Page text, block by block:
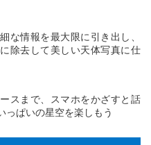
な情報を最大限に引き出し、
除去して美しい天体写真に仕
スまで、スマホをかざすと話
っぱいの星空を楽しもう